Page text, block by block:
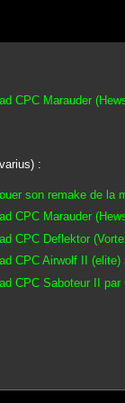
CPC Marauder
:
son remake de la
CPC Marauder
CPC Deflektor
CPC Airwolf II
CPC Saboteur II